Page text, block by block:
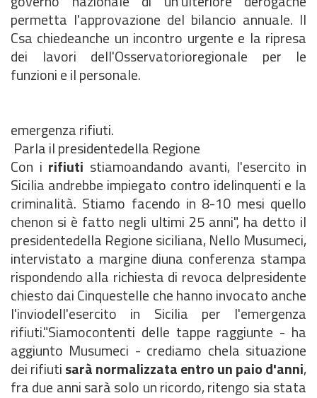
permetta l'approvazione del bilancio annuale. Il
Csa chiedeanche un incontro urgente e la ripresa
dei lavori dell'Osservatorioregionale per le
funzioni e il personale.
emergenza rifiuti.
Parla il presidentedella Regione
Con i rifiuti stiamoandando avanti, l'esercito in
Sicilia andrebbe impiegato contro idelinquenti e la
criminalità. Stiamo facendo in 8-10 mesi quello
chenon si è fatto negli ultimi 25 anni", ha detto il
presidentedella Regione siciliana, Nello Musumeci,
intervistato a margine diuna conferenza stampa
rispondendo alla richiesta di revoca delpresidente
chiesto dai Cinquestelle che hanno invocato anche
l'inviodell'esercito in Sicilia per l'emergenza
rifiuti."Siamocontenti delle tappe raggiunte - ha
aggiunto Musumeci - crediamo chela situazione
dei rifiutisarà normalizzata entro un paio d'anni,
fra due anni sarà solo un ricordo, ritengo sia stata